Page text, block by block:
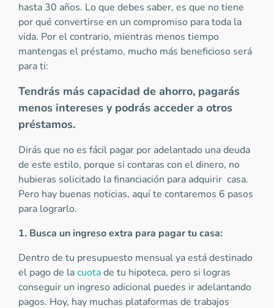
hasta 30 años. Lo que debes saber, es que no tiene
por qué convertirse en un compromiso para toda la
vida. Por el contrario, mientras menos tiempo
mantengas el préstamo, mucho más beneficioso será
para ti:
Tendrás más capacidad de ahorro, pagarás
menos intereses y podrás acceder a otros
préstamos.
Dirás que no es fácil pagar por adelantado una deuda
de este estilo, porque si contaras con el dinero, no
hubieras solicitado la financiación para adquirir casa.
Pero hay buenas noticias, aquí te contaremos 6 pasos
para lograrlo.
1. Busca un ingreso extra para pagar tu casa:
Dentro de tu presupuesto mensual ya está destinado
el pago de lacuotade tu hipoteca, pero si logras
conseguir un ingreso adicional puedes ir adelantando
pagos. Hoy, hay muchas plataformas de trabajos